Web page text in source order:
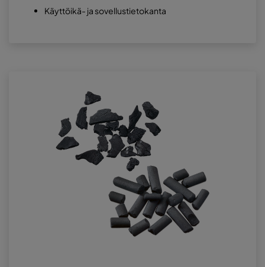
Käyttöikä- ja sovellustietokanta